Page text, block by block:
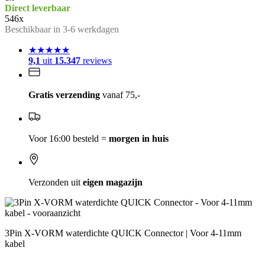
Direct leverbaar
546x
Beschikbaar in 3-6 werkdagen
★★★★★
9,1 uit 15.347 reviews
Gratis verzending vanaf 75,-
Voor 16:00 besteld = morgen in huis
Verzonden uit eigen magazijn
3Pin X-VORM waterdichte QUICK Connector | Voor 4-11mm
kabel